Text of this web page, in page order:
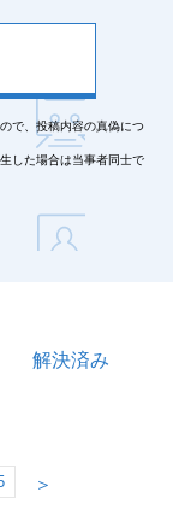
で、投稿内容の真偽につ
した場合は当事者同士で
解決済み
＞